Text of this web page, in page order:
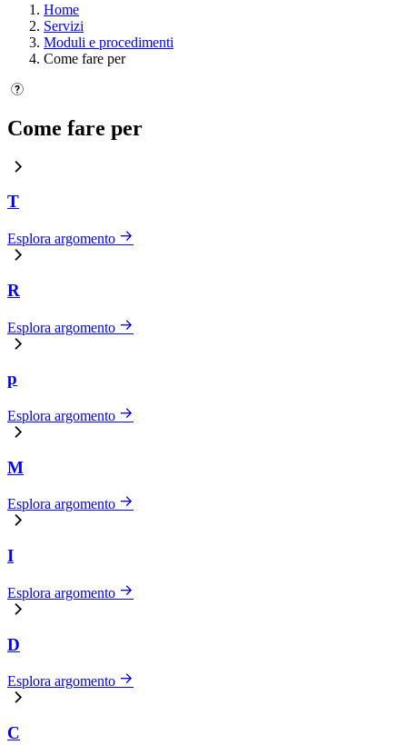
Home
Servizi
Moduli e procedimenti
Come fare per
Come fare per
T
Esplora argomento
R
Esplora argomento
p
Esplora argomento
M
Esplora argomento
I
Esplora argomento
D
Esplora argomento
C